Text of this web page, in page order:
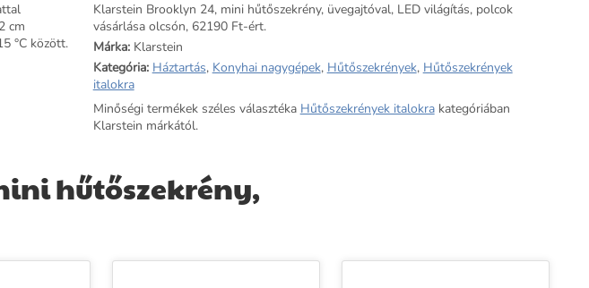
cm
°C között.
Klarstein Brooklyn 24, mini hűtőszekrény, üvegajtóval, LED világítás, polcok
vásárlása olcsón, 62190 Ft-ért.
Márka:Klarstein
Kategória: Háztartás, Konyhai nagygépek, Hűtőszekrények, Hűtőszekrények
italokra
Minőségi termékek széles választéka Hűtőszekrények italokrakategóriában
Klarstein márkától.
hűtőszekrény,